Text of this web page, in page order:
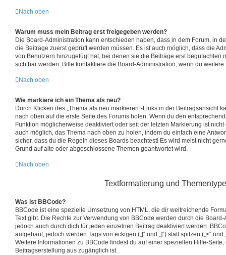
Nach oben
Warum muss mein Beitrag erst freigegeben werden?
Die Board-Administration kann entschieden haben, dass in dem Forum, in
die Beiträge zuerst geprüft werden müssen. Es ist auch möglich, dass die
von Benutzern hinzugefügt hat, bei denen sie die Beiträge erst begutachten
sichtbar werden. Bitte kontaktiere die Board-Administration, wenn du
Nach oben
Wie markiere ich ein Thema als neu?
Durch Klicken des „Thema als neu markieren“-Links in der Beitragsansicht
nach oben auf die erste Seite des Forums holen. Wenn du den
Funktion möglicherweise deaktiviert oder seit der letzten Markierung ist
auch möglich, das Thema nach oben zu holen, indem du einfach eine
sicher, dass du die Regeln dieses Boards beachtest! Es wird meist nicht
Grund auf alte oder abgeschlossene Themen geantwortet wird.
Nach oben
Textformatierung und
Was ist BBCode?
BBCode ist eine spezielle Umsetzung von HTML, die dir weitreichende
Text gibt. Die Rechte zur Verwendung von BBCode werden durch die
jedoch auch durch dich für jeden einzelnen Beitrag deaktiviert werden.
aufgebaut, jedoch werden Tags von eckigen („[“ und „]“) statt spitzen („<“
Weitere Informationen zu BBCode findest du auf einer speziellen Hilfe-
Beitragserstellung aus zugänglich ist.